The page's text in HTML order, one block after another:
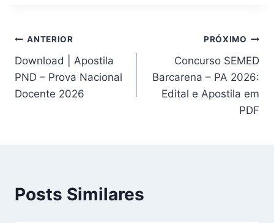
Navegação
de
Post
ANTERIOR
Download | Apostila
PND – Prova Nacional
Docente 2026
PRÓXIMO
Concurso SEMED
Barcarena – PA 2026:
Edital e Apostila em
PDF
Posts Similares